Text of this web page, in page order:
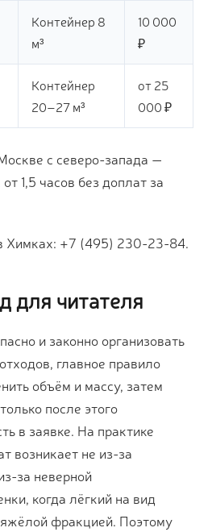
Контейнер 8
м³
10 000
₽
Контейнер
20–27 м³
от 25
000 ₽
с северо-запада —
1,5 часов без доплат за
Химках: +7 (495) 230-23-84.
для читателя
и законно организовать
главное правило
объём и массу, затем
после этого
в заявке. На практике
возникает не из-за
за неверной
когда лёгкий на вид
фракцией. Поэтому